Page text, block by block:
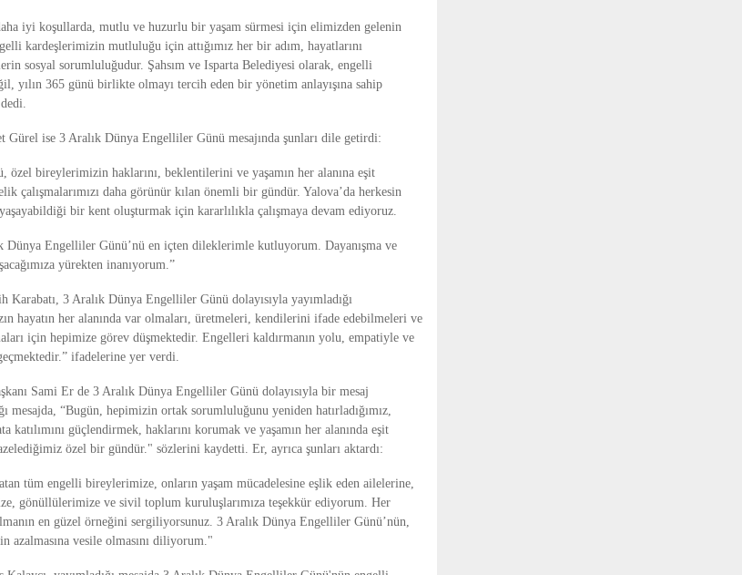
iyi koşullarda, mutlu ve huzurlu bir yaşam sürmesi için elimizden gelenin
kardeşlerimizin mutluluğu için attığımız her bir adım, hayatlarını
sosyal sorumluluğudur. Şahsım ve Isparta Belediyesi olarak, engelli
yılın 365 günü birlikte olmayı tercih eden bir yönetim anlayışına sahip
Gürel ise 3 Aralık Dünya Engelliler Günü mesajında şunları dile getirdi:
bireylerimizin haklarını, beklentilerini ve yaşamın her alanına eşit
çalışmalarımızı daha görünür kılan önemli bir gündür. Yalova’da herkesin
bir kent oluşturmak için kararlılıkla çalışmaya devam ediyoruz.
Engelliler Günü’nü en içten dileklerimle kutluyorum. Dayanışma ve
yürekten inanıyorum.”
Karabatı, 3 Aralık Dünya Engelliler Günü dolayısıyla yayımladığı
hayatın her alanında var olmaları, üretmeleri, kendilerini ifade edebilmeleri ve
için hepimize görev düşmektedir. Engelleri kaldırmanın yolu, empatiyle ve
ifadelerine yer verdi.
Sami Er de 3 Aralık Dünya Engelliler Günü dolayısıyla bir mesaj
mesajda, “Bugün, hepimizin ortak sorumluluğunu yeniden hatırladığımız,
güçlendirmek, haklarını korumak ve yaşamın her alanında eşit
özel bir gündür." sözlerini kaydetti. Er, ayrıca şunları aktardı:
tüm engelli bireylerimize, onların yaşam mücadelesine eşlik eden ailelerine,
gönüllülerimize ve sivil toplum kuruluşlarımıza teşekkür ediyorum. Her
en güzel örneğini sergiliyorsunuz. 3 Aralık Dünya Engelliler Günü’nün,
azalmasına vesile olmasını diliyorum."